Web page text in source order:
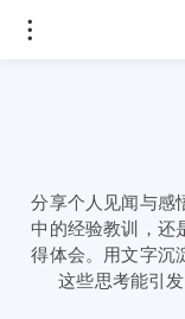
分享个人见闻与感
中的经验教训，还
得体会。用文字沉
这些思考能引